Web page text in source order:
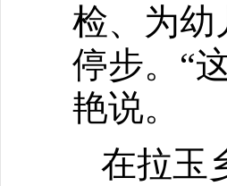
检、为幼
停步。“
艳说。
在拉玉